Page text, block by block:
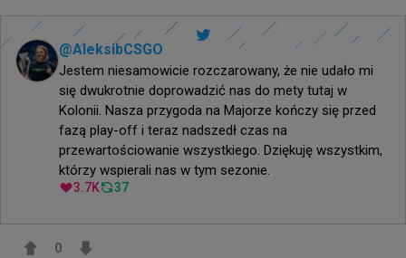
@AleksibCSGO
Jestem niesamowicie rozczarowany, że nie udało mi
się dwukrotnie doprowadzić nas do mety tutaj w
Kolonii. Nasza przygoda na Majorze kończy się przed
fazą play-off i teraz nadszedł czas na
przewartościowanie wszystkiego. Dziękuję wszystkim,
którzy wspierali nas w tym sezonie.
3.7K 37
0